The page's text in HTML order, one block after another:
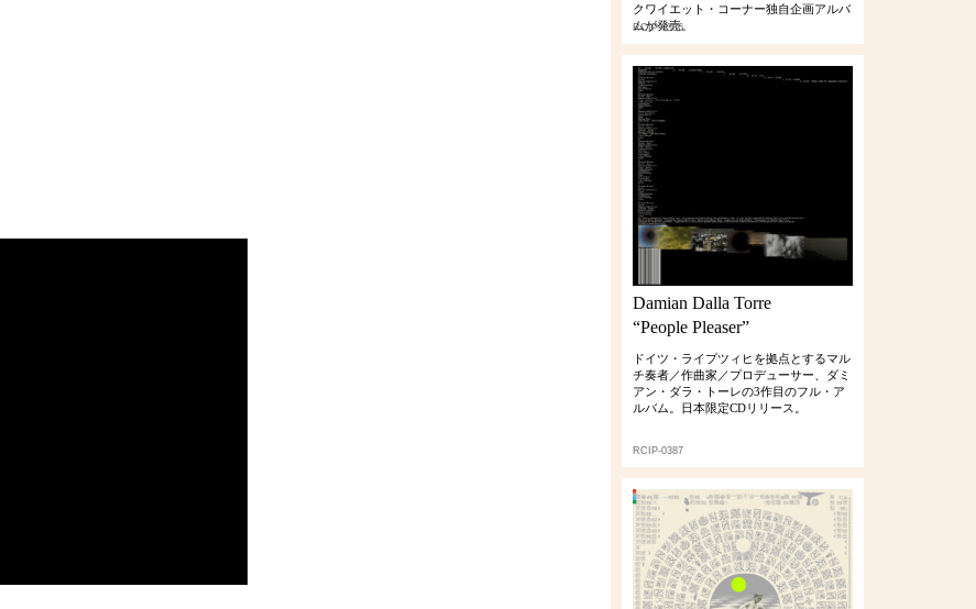
クワイエット・コーナー独自企画アルバ
ムが発売。
RCIP-0386
Damian Dalla Torre
“People Pleaser”
ドイツ・ライプツィヒを拠点とするマル
チ奏者／作曲家／プロデューサー、ダミ
アン・ダラ・トーレの3作目のフル・ア
ルバム。日本限定CDリリース。
RCIP-0387